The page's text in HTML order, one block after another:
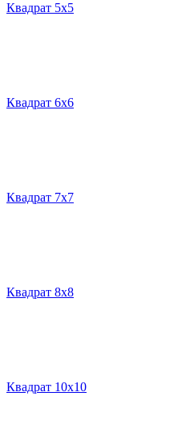
Квадрат 5х5
Квадрат 6х6
Квадрат 7х7
Квадрат 8х8
Квадрат 10х10